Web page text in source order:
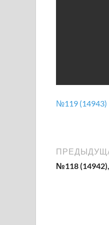
№119 (14943)
№118 (14942),